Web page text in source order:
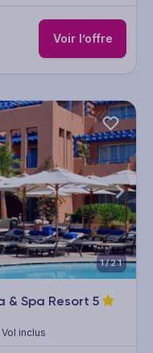
Voir l’offre
1/21
& Spa Resort 5
Vol inclus